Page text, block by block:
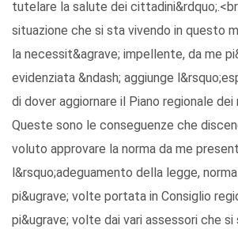
tutelare la salute dei
situazione che si sta vivendo in questo
la necessit&agrave; impellente, da me
evidenziata &ndash; aggiunge
di dover aggiornare il Piano regionale
Queste sono le conseguenze che
voluto approvare la norma da me
l&rsquo;adeguamento della legge,
pi&ugrave; volte portata in Consiglio
pi&ugrave; volte dai vari assessori che si